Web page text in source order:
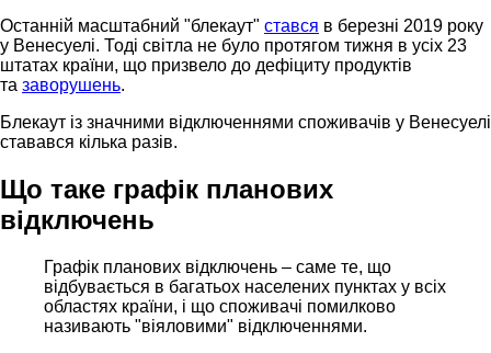
Останній масштабний "блекаут" стався в березні 2019 року
у Венесуелі. Тоді світла не було протягом тижня в усіх 23
штатах країни, що призвело до дефіциту продуктів
та заворушень.
Блекаут із значними відключеннями споживачів у Венесуелі
ставався кілька разів.
Що таке графік планових
відключень
Графік планових відключень – саме те, що
відбувається в багатьох населених пунктах у всіх
областях країни, і що споживачі помилково
називають "віяловими" відключеннями.